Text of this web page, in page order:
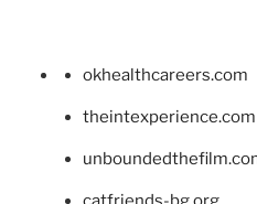
okhealthcareers.com
theintexperience.com